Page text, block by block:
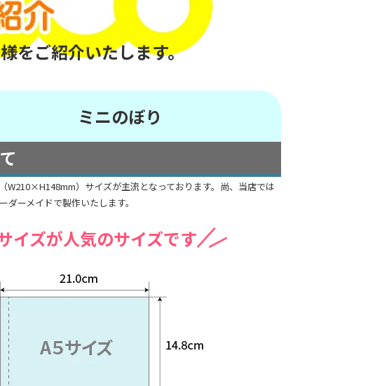
をご紹介いたします。
ミニのぼり
）サイズが主流となっております。尚、当店では
ーメイドで製作いたします。
イズが人気のサイズです